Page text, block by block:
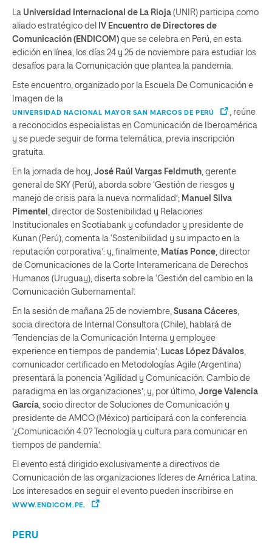
La Universidad Internacional de La Rioja (UNIR) participa como
aliado estratégico del
IV Encuentro de Directores de
Comunicación (ENDICOM) que se celebra en Perú, en esta
edición en línea, los días 24 y 25 de noviembre para estudiar los
desafíos para la Comunicación que plantea la pandemia.
Este encuentro, organizado por la Escuela De Comunicación e
Imagen de la
UNIVERSIDAD NACIONAL MAYOR SAN MARCOS DE PERÚ
, reúne
a reconocidos especialistas en Comunicación de Iberoamérica
y se puede seguir de forma telemática, previa inscripción
gratuita.
En la jornada de hoy, José Raúl Vargas Feldmuth , gerente
general de SKY (Perú), aborda sobre ‘Gestión de riesgos y
manejo de crisis para la nueva normalidad’; Manuel Silva
Pimentel
, director de Sostenibilidad y Relaciones
Institucionales en Scotiabank y cofundador y presidente de
Kunan (Perú), comenta la ‘Sostenibilidad y su impacto en la
reputación corporativa’: y, finalmente, Matías Ponce , director
de Comunicaciones de la Corte Interamericana de Derechos
Humanos (Uruguay), diserta sobre la ‘Gestión del cambio en la
Comunicación Gubernamental’.
En la sesión de mañana 25 de noviembre, Susana Cáceres
socia directora de Internal Consultora (Chile), hablará de
‘Tendencias de la Comunicación Interna y employee
experience en tiempos de pandemia’; Lucas López Dávalos
comunicador certificado en Metodologías Agile (Argentina)
presentará la ponencia ‘Agilidad y Comunicación. Cambio de
paradigma en las organizaciones’; y, por último, Jorge Valencia
García , socio director de Soluciones de Comunicación y
presidente de AMCO (México) participará con la conferencia
‘¿Comunicación 4.0? Tecnología y cultura para comunicar en
tiempos de pandemia’.
El evento está dirigido exclusivamente a directivos de
Comunicación de las organizaciones líderes de América Latina.
Los interesados en seguir el evento pueden inscribirse en
WWW.ENDICOM.PE.
PERU